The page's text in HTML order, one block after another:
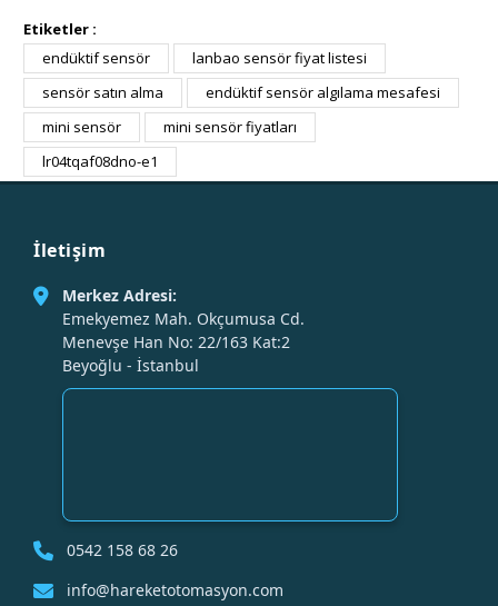
Etiketler :
endüktif sensör
lanbao sensör fiyat listesi
sensör satın alma
endüktif sensör algılama mesafesi
mini sensör
mini sensör fiyatları
lr04tqaf08dno-e1
İletişim
Merkez Adresi:
Emekyemez Mah. Okçumusa Cd.
Menevşe Han No: 22/163 Kat:2
Beyoğlu - İstanbul
0542 158 68 26
info@hareketotomasyon.com